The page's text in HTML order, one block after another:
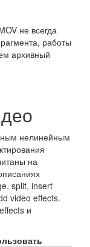
не всегда
работы
архивный
нелинейным
на
split, insert
video effects.
и